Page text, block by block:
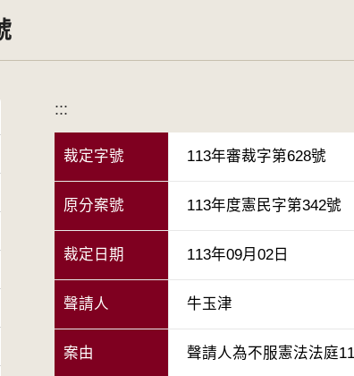
:::
裁定字號 113年審裁字第628號
原分案號 113年度憲民字第342號
裁定日期 113年09月02日
聲請人 牛玉津
案由 聲請人為不服憲法法庭